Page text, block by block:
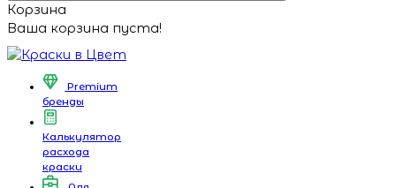
Корзина
Ваша корзина пуста!
Premium
бренды
Калькулятор
расхода
краски